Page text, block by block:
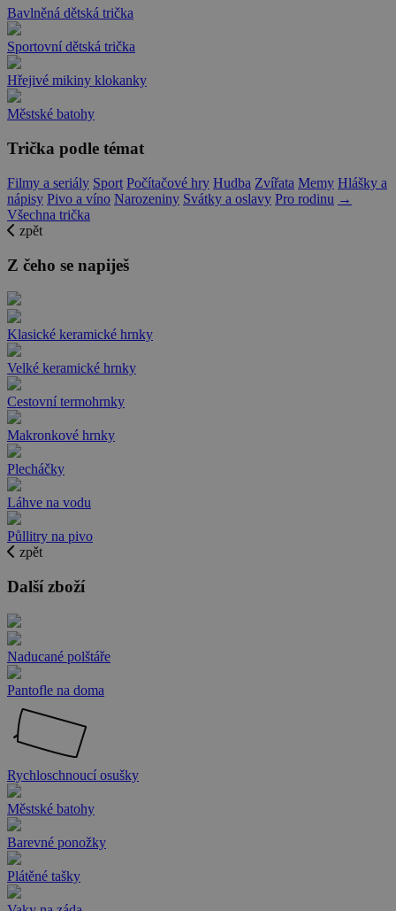
Bavlněná dětská trička
Sportovní dětská trička
Hřejivé mikiny klokanky
Městské batohy
Trička podle témat
Filmy a seriály Sport Počítačové hry Hudba Zvířata Memy Hlášky a
nápisy Pivo a víno Narozeniny Svátky a oslavy Pro rodinu →
Všechna trička
zpět
Z čeho se napiješ
Klasické keramické hrnky
Velké keramické hrnky
Cestovní termohrnky
Makronkové hrnky
Plecháčky
Láhve na vodu
Půllitry na pivo
zpět
Další zboží
Naducané polštáře
Pantofle na doma
Rychloschnoucí osušky
Městské batohy
Barevné ponožky
Plátěné tašky